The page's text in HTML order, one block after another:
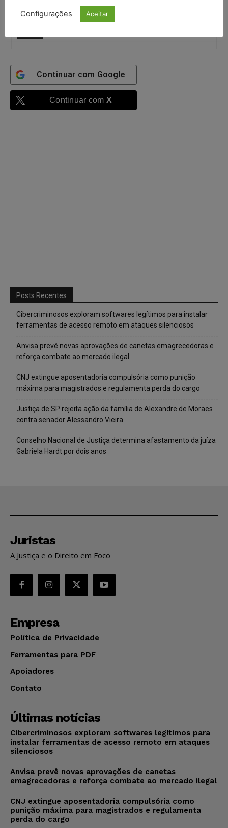
autenticado
Continuar com Google
Continuar com X
Posts Recentes
Cibercriminosos exploram softwares legítimos para instalar
ferramentas de acesso remoto em ataques silenciosos
Anvisa prevê novas aprovações de canetas emagrecedoras e
reforça combate ao mercado ilegal
CNJ extingue aposentadoria compulsória como punição
máxima para magistrados e regulamenta perda do cargo
Justiça de SP rejeita ação da família de Alexandre de Moraes
contra senador Alessandro Vieira
Conselho Nacional de Justiça determina afastamento da juíza
Gabriela Hardt por dois anos
Juristas
A Justiça e o Direito em Foco
Empresa
Política de Privacidade
Ferramentas para PDF
Apoiadores
Contato
Últimas notícias
Cibercriminosos exploram softwares legítimos para
instalar ferramentas de acesso remoto em ataques
silenciosos
Anvisa prevê novas aprovações de canetas
emagrecedoras e reforça combate ao mercado ilegal
CNJ extingue aposentadoria compulsória como
punição máxima para magistrados e regulamenta
perda do cargo
Configurações Aceitar